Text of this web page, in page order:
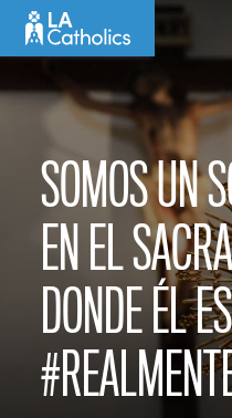
SOMOS UN
EN EL
DONDE ÉL